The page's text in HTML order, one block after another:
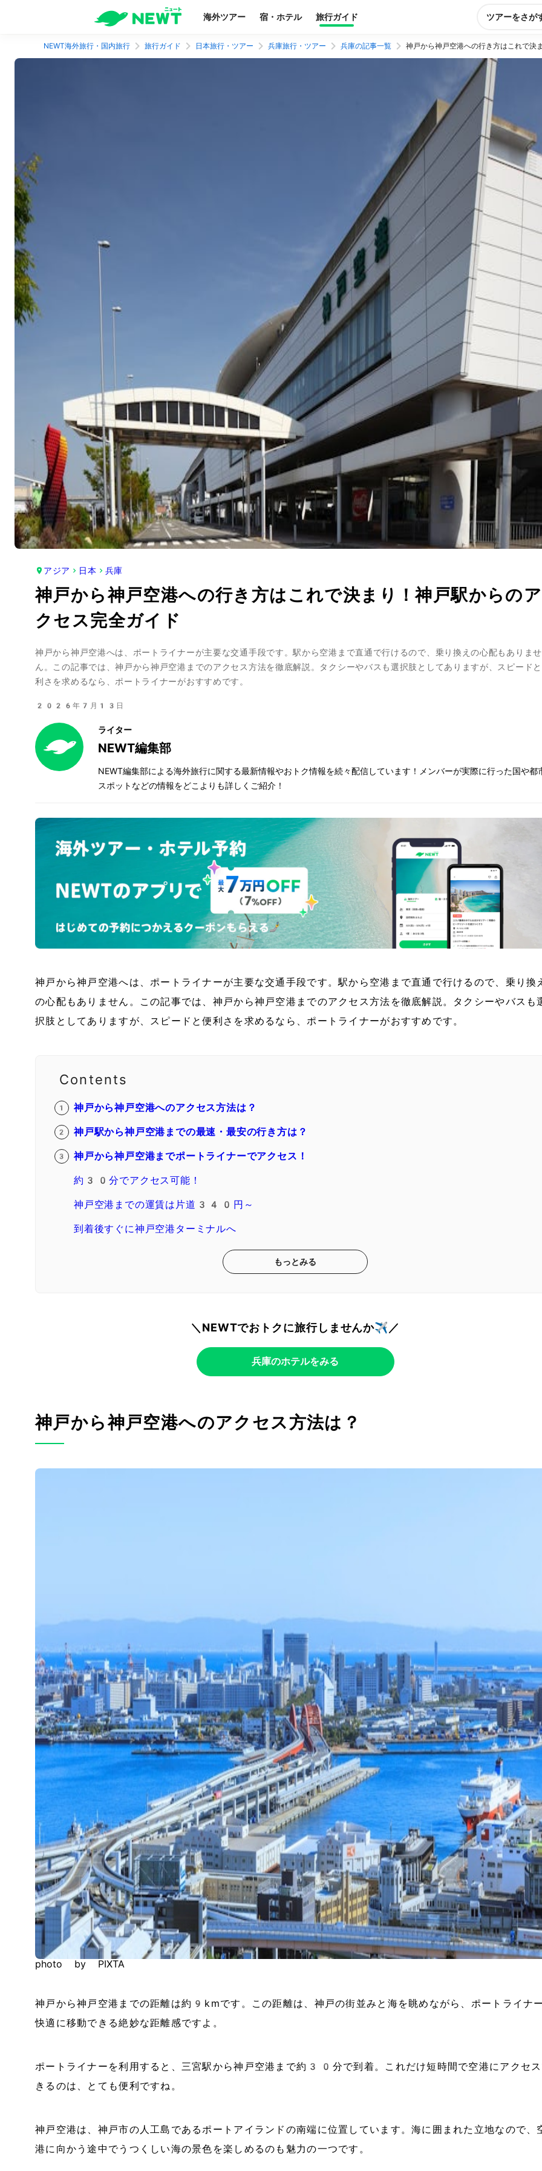
海外ツアー 宿・ホテル 旅行ガイド ツアーをさが
NEWT海外旅行・国内旅行 旅行ガイド 日本旅行・ツアー 兵庫旅行・ツアー 兵庫の記事一覧 神戸から神戸空港への行き方はこれで決
アジア 日本 兵庫
神戸から神戸空港への行き方はこれで決まり！神戸駅からのア
クセス完全ガイド
神戸から神戸空港へは、ポートライナーが主要な交通手段です。駅から空港まで直通で行けるので、乗り換えの心配もありませ
ん。この記事では、神戸から神戸空港までのアクセス方法を徹底解説。タクシーやバスも選択肢としてありますが、スピード
利さを求めるなら、ポートライナーがおすすめです。
2026年7月13日
ライター
NEWT編集部
NEWT編集部による海外旅行に関する最新情報やおトク情報を続々配信しています！メンバーが実際に行った国や都
スポットなどの情報をどこよりも詳しくご紹介！
神戸から神戸空港へは、ポートライナーが主要な交通手段です。駅から空港まで直通で行けるので、乗り換
の心配もありません。この記事では、神戸から神戸空港までのアクセス方法を徹底解説。タクシーやバスも
択肢としてありますが、スピードと便利さを求めるなら、ポートライナーがおすすめです。
Contents
神戸から神戸空港へのアクセス方法は？
神戸駅から神戸空港までの最速・最安の行き方は？
神戸から神戸空港までポートライナーでアクセス！
約30分でアクセス可能！
神戸空港までの運賃は片道340円～
到着後すぐに神戸空港ターミナルへ
もっとみる
＼NEWTでおトクに旅行しませんか✈️／
兵庫のホテルをみる
神戸から神戸空港へのアクセス方法は？
photo by PIXTA
神戸から神戸空港までの距離は約9kmです。この距離は、神戸の街並みと海を眺めながら、ポートライナ
快適に移動できる絶妙な距離感ですよ。
ポートライナーを利用すると、三宮駅から神戸空港まで約30分で到着。これだけ短時間で空港にアクセ
きるのは、とても便利ですね。
神戸空港は、神戸市の人工島であるポートアイランドの南端に位置しています。海に囲まれた立地なので、
港に向かう途中でうつくしい海の景色を楽しめるのも魅力の一つです。